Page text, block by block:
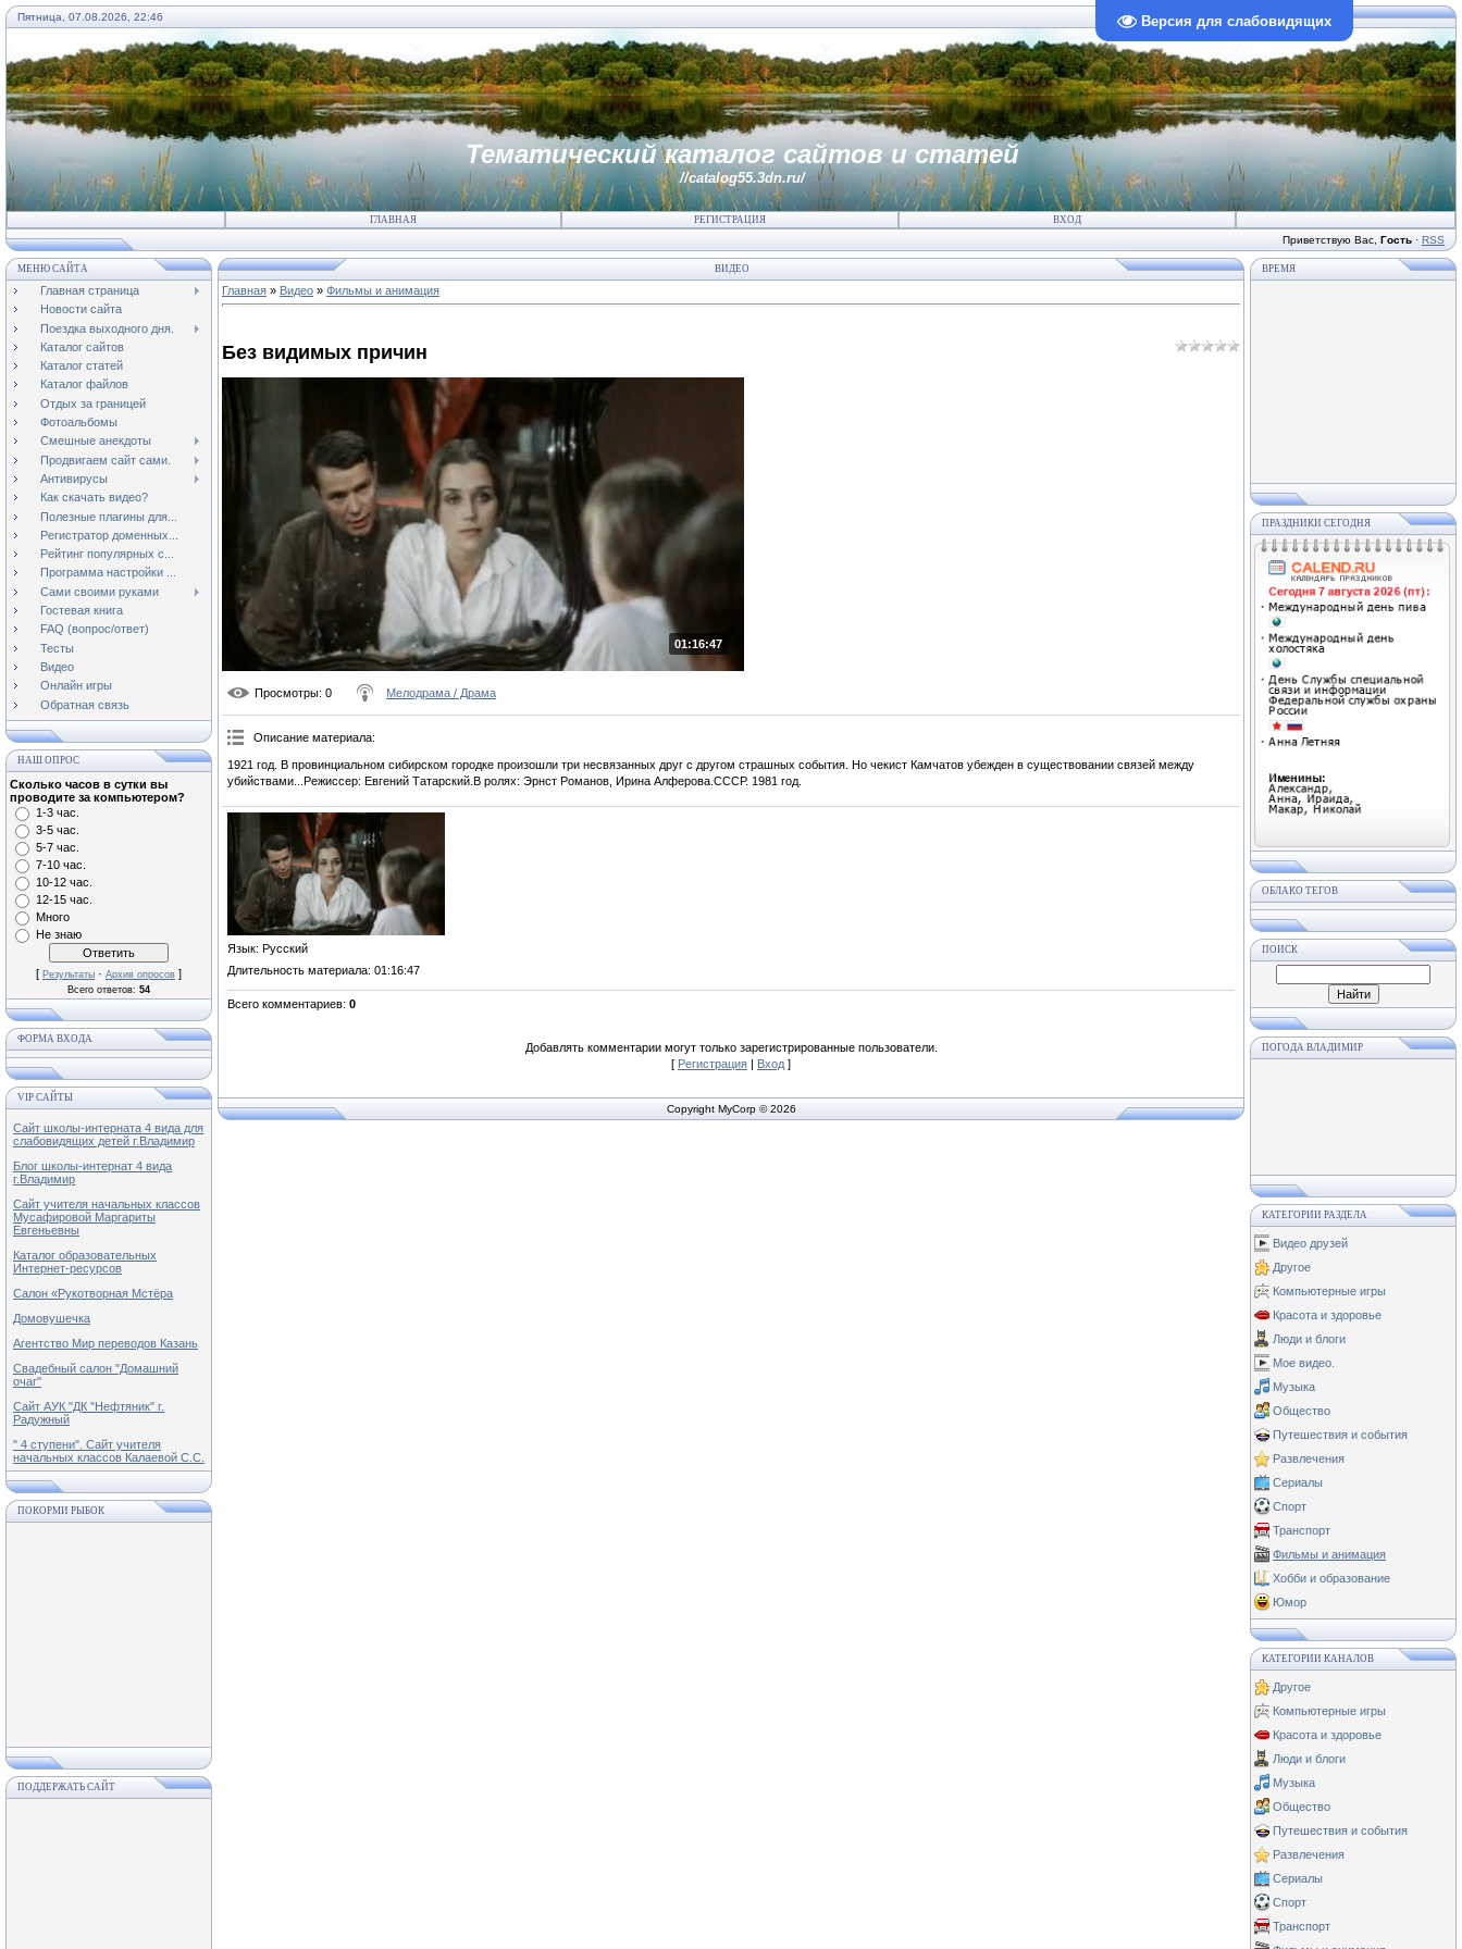
Версия для слабовидящих
Пятница, 07.08.2026, 22:46
Тематический каталог сайтов и статей
//catalog55.3dn.ru/
ГЛАВНАЯ РЕГИСТРАЦИЯ ВХОД
Приветствую Вас Гость · RSS
МЕНЮ САЙТА
Главная страница
Новости сайта
Поездка выходного дня.
Каталог сайтов
Каталог статей
Каталог файлов
Отдых за границей
Фотоальбомы
Смешные анекдоты
Продвигаем сайт сами.
Антивирусы
Как скачать видео?
Полезные плагины для...
Регистратор доменных...
Рейтинг популярных с...
Программа настройки ...
Сами своими руками
Гостевая книга
FAQ (вопрос/ответ)
Тесты
Видео
Онлайн игры
Обратная связь
НАШ ОПРОС
Сколько часов в сутки вы
проводите за компьютером?
1-3 час.
3-5 час.
5-7 час.
7-10 час.
10-12 час.
12-15 час.
Много
Не знаю
[ Результаты · Архив опросов ]
Всего ответов: 54
ФОРМА ВХОДА
VIP САЙТЫ
Сайт школы-интерната 4 вида для
слабовидящих детей г.Владимир
Блог школы-интернат 4 вида
г.Владимир
Сайт учителя начальных классов
Мусафировой Маргариты
Евгеньевны
Каталог образовательных
Интернет-ресурсов
Салон «Рукотворная Мстёра
Домовушечка
Агентство Мир переводов Казань
Свадебный салон "Домашний
очаг"
Сайт АУК "ДК "Нефтяник" г.
Радужный
" 4 ступени". Сайт учителя
начальных классов Калаевой С.С.
ПОКОРМИ РЫБОК
ПОДДЕРЖАТЬ САЙТ
ВИДЕО
Главная » Видео » Фильмы и анимация
Без видимых причин
01:16:47
Просмотры: 0 Мелодрама / Драма
Описание материала:
1921 год. В провинциальном сибирском городке произошли три несвязанных друг с другом страшных события. Но чекист Камчатов убежден в существовании связей между
убийствами...Режиссер: Евгений Татарский.В ролях: Эрнст Романов, Ирина Алферова.СССР. 1981 год.
Язык: Русский
Длительность материала: 01:16:47
Всего комментариев: 0
Добавлять комментарии могут только зарегистрированные пользователи.
[ Регистрация | Вход ]
Copyright MyCorp © 2026
ВРЕМЯ
ПРАЗДНИКИ СЕГОДНЯ
ОБЛАКО ТЕГОВ
ПОИСК
ПОГОДА ВЛАДИМИР
КАТЕГОРИИ РАЗДЕЛА
Видео друзей
Другое
Компьютерные игры
Красота и здоровье
Люди и блоги
Мое видео.
Музыка
Общество
Путешествия и события
Развлечения
Сериалы
Спорт
Транспорт
Фильмы и анимация
Хобби и образование
Юмор
КАТЕГОРИИ КАНАЛОВ
Другое
Компьютерные игры
Красота и здоровье
Люди и блоги
Музыка
Общество
Путешествия и события
Развлечения
Сериалы
Спорт
Транспорт